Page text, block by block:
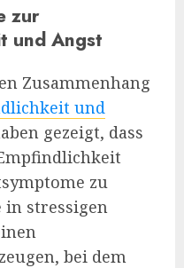
zur
und Angst
Zusammenhang
und
gezeigt, dass
zu
in stressigen
bei dem